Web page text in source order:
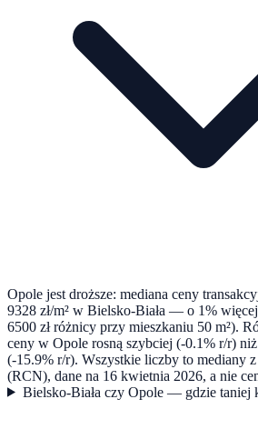
Opole jest droższe: mediana ceny
9328 zł/m² w Bielsko-Biała — o 1%
6500 zł różnicy przy mieszkaniu 50 m²).
ceny w Opole rosną szybciej (-0.1% r/r)
(-15.9% r/r). Wszystkie liczby to mediany
(RCN), dane na 16 kwietnia 2026, a nie
Bielsko-Biała czy Opole — gdzie taniej